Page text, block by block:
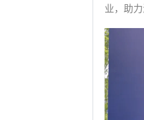
业，助